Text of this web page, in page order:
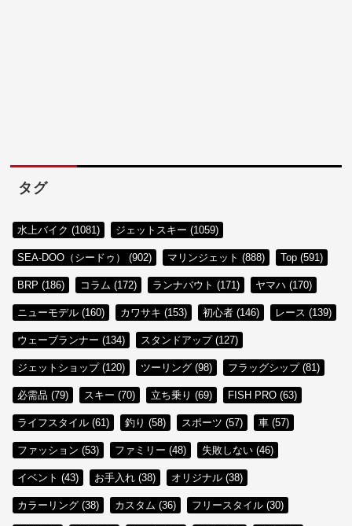
タグ
水上バイク (1081) ジェットスキー (1059)
SEA-DOO（シードゥ） (902) マリンジェット (888) Top (591)
BRP (186) コラム (172) ランナバウト (171) ヤマハ (170)
ニューモデル (160) カワサキ (153) 初心者 (146) レース (139)
ウェーブランナー (134) スタンドアップ (127)
ジェットショップ (120) ツーリング (98) フラッグシップ (81)
必需品 (79) スキー (70) 立ち乗り (69) FISH PRO (63)
ライフスタイル (61) 釣り (58) スポーツ (57) 車 (57)
ファッション (53) ファミリー (48) 失敗しない (46)
イベント (43) お手入れ (38) オリジナル (38)
カラーリング (38) カスタム (36) フリースタイル (30)